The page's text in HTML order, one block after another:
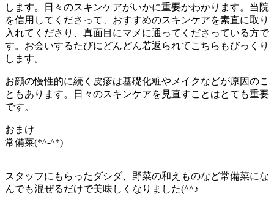
します。日々のスキンケアがいかに重要かわかります。当院
を信用してくださって、おすすめのスキンケアを素直に取り
入れてくださり、真面目にマメに通ってくださっている方で
す。お会いするたびにどんどん若返られてこちらもびっくり
します。
お顔の慢性的に続く皮疹は基礎化粧やメイクなどが原因のこ
ともあります。日々のスキンケアを見直すことはとても重要
です。
おまけ
常備菜(*^-^*)
スタッフにもらったダシダ、野菜の和えものなど常備菜にな
んでも混ぜるだけで美味しくなりました(^^♪